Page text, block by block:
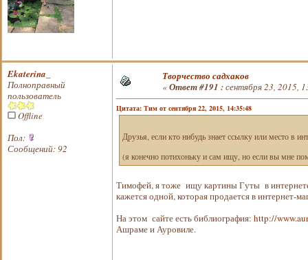
Ekaterina_
Полноправный
пользователь
Offline
Пол:
Сообщений: 92
Творчество садхаков
«Ответ #191 :сентября 23, 2015,
Цитата: Тим от сентября 22, 2015, 14:35:48
Друзья, если кто нибудь знает ссылку или место в
(я конечно потихоньку и сам ищу, но если вы мне
Тимофей, я тоже ищу картины Гуты в
кажется одной, которая продается в интернет-
На этом сайте есть библиография: http://
Ашраме и Ауровиле.